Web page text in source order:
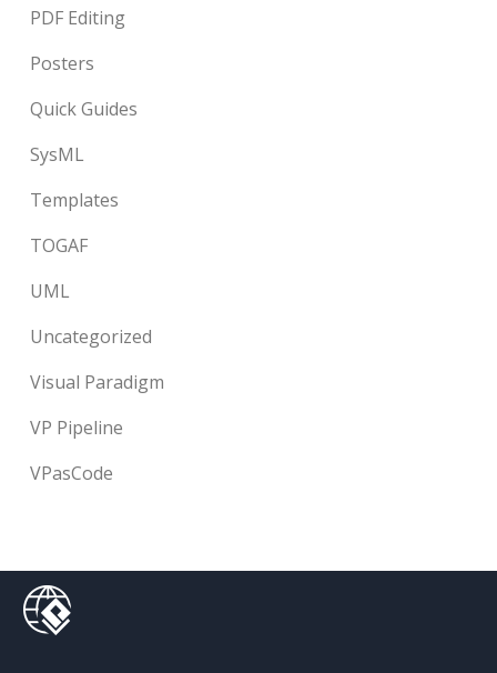
PDF Editing
Posters
Quick Guides
SysML
Templates
TOGAF
UML
Uncategorized
Visual Paradigm
VP Pipeline
VPasCode